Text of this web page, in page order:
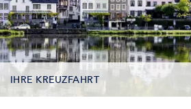
IHRE KREUZFAHRT